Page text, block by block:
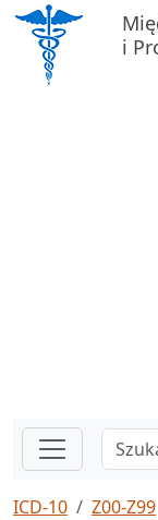
i
ICD-10 Z00-Z99